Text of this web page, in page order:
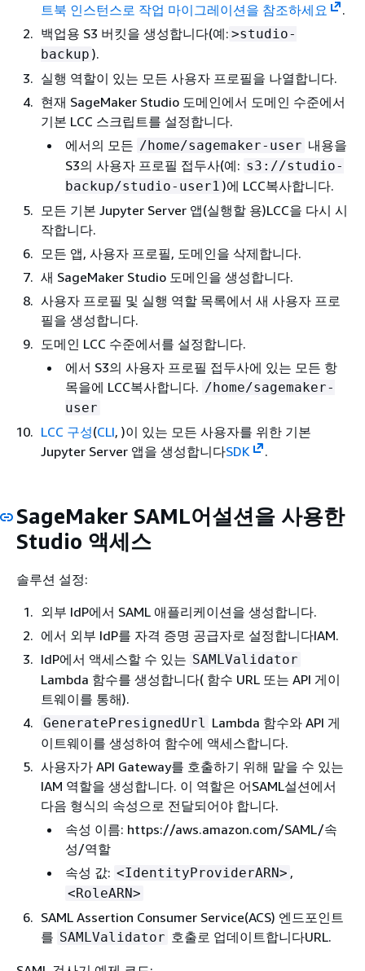
트북 인스턴스로 작업 마이그레이션을 참조하세요
.
백업용 S3 버킷을 생성합니다(예: >studio-
backup ).
실행 역할이 있는 모든 사용자 프로필을 나열합니다.
현재 SageMaker Studio 도메인에서 도메인 수준에서
기본 LCC 스크립트를 설정합니다.
에서의 모든 /home/sagemaker-user 내용을
S3의 사용자 프로필 접두사(예: s3://studio-
backup/studio-user1 )에 LCC복사합니다.
모든 기본 Jupyter Server 앱(실행할 용)LCC을 다시 시
작합니다.
모든 앱, 사용자 프로필, 도메인을 삭제합니다.
새 SageMaker Studio 도메인을 생성합니다.
사용자 프로필 및 실행 역할 목록에서 새 사용자 프로
필을 생성합니다.
도메인 LCC 수준에서를 설정합니다.
에서 S3의 사용자 프로필 접두사에 있는 모든 항
목을에 LCC복사합니다. /home/sagemaker-
user
LCC 구성(CLI, )이 있는 모든 사용자를 위한 기본
Jupyter Server 앱을 생성합니다SDK .
SageMaker SAML어설션을 사용한
Studio 액세스
솔루션 설정:
외부 IdP에서 SAML 애플리케이션을 생성합니다.
에서 외부 IdP를 자격 증명 공급자로 설정합니다IAM.
IdP에서 액세스할 수 있는 SAMLValidator
Lambda 함수를 생성합니다( 함수 URL 또는 API 게이
트웨이를 통해).
GeneratePresignedUrl Lambda 함수와 API 게
이트웨이를 생성하여 함수에 액세스합니다.
사용자가 API Gateway를 호출하기 위해 맡을 수 있는
IAM 역할을 생성합니다. 이 역할은 어SAML설션에서
다음 형식의 속성으로 전달되어야 합니다.
속성 이름: https://aws.amazon.com/SAML/속
성/역할
속성 값: <IdentityProviderARN> ,
<RoleARN>
SAML Assertion Consumer Service(ACS) 엔드포인트
를 SAMLValidator 호출로 업데이트합니다URL.